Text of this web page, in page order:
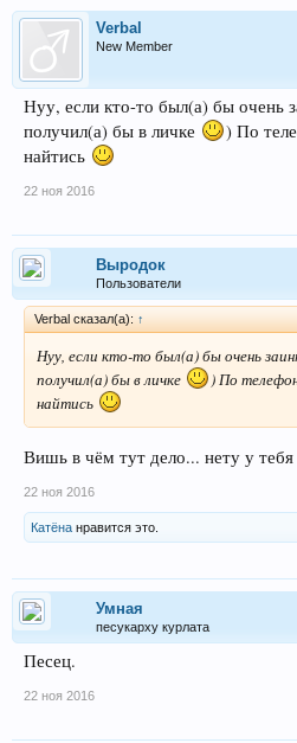
Verbal
New Member
Нуу, если кто-то был(а) бы очень
получил(а) бы в личке
) По
найтись
22 ноя 2016
Выродок
Пользователи
Verbal сказал(а): ↑
Нуу, если кто-то был(а) бы очень
получил(а) бы в личке
) По
найтись
Вишь в чём тут дело... нету у тебя
22 ноя 2016
Катёна нравится это.
Умная
песукарху курлата
Песец.
22 ноя 2016